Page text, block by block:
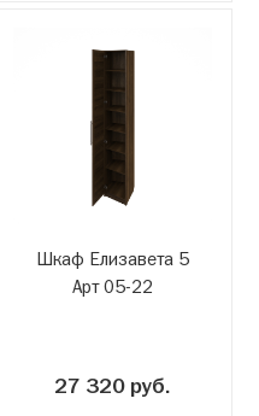
Шкаф Елизавета 5
Арт 05-22
27 320 руб.